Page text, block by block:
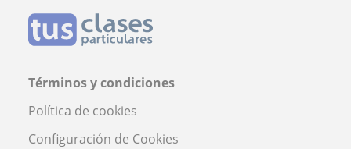
Términos y condiciones
Política de cookies
Configuración de Cookies